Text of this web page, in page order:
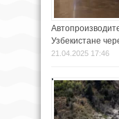
Узбекистане
21.04.2025 17:46